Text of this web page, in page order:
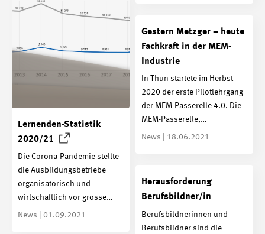
Lernenden-Statistik
2020/21
Die Corona-Pandemie stellte
die Ausbildungsbetriebe
organisatorisch und
wirtschaftlich vor grosse…
News | 01.09.2021
Gestern Metzger – heute
Fachkraft in der MEM-
Industrie
In Thun startete im Herbst
2020 der erste Pilotlehrgang
der MEM-Passerelle 4.0. Die
MEM-Passerelle,…
News | 18.06.2021
Herausforderung
Berufsbildner/in
Berufsbildnerinnen und
Berufsbildner sind die